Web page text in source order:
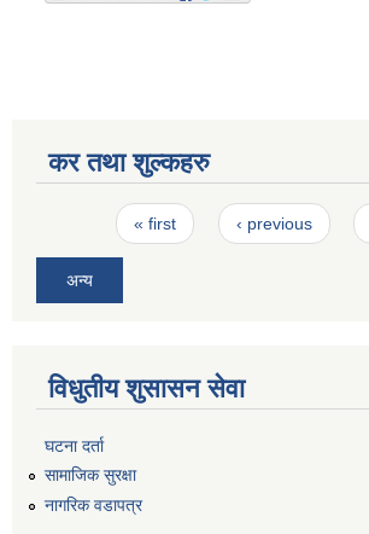
कर तथा शुल्कहरु
Pages« first ‹ previous
अन्य
विधुतीय शुसासन सेवा
घटना दर्ता
सामाजिक सुरक्षा
नागरिक वडापत्र